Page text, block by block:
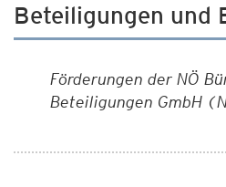
Beteiligungen und
Förderungen der NÖ
Beteiligungen GmbH